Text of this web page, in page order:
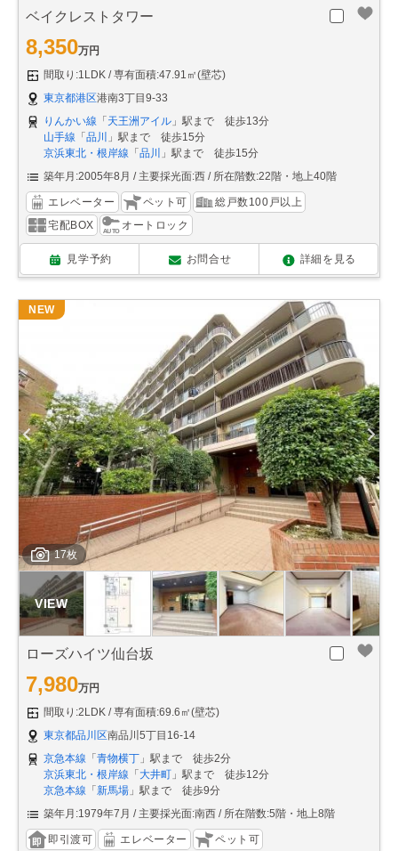
ベイクレストタワー
8,350万円
間取り:1LDK
専有面積:47.91㎡(壁芯)
東京都港区港南3丁目9-33
りんかい線 「天王洲アイル 」駅まで 徒歩13分
山手線 「品川
」駅まで 徒歩15分
京浜東北・根岸線 「品川
」駅まで 徒歩15分
築年月:2005年8月
主要採光面:西 所在階数:22階・地上40階
エレベーター ペット可
総戸数100戸以上
宅配BOX
オートロック
見学予約 お問合せ 詳細を見る
17枚
NEW
ローズハイツ仙台坂
7,980万円
間取り:2LDK
専有面積:69.6㎡(壁芯)
東京都品川区南品川5丁目16-14
京急本線 「 青物横丁 」駅まで 徒歩2分
京浜東北・根岸線 「 大井町 」駅まで 徒歩12分
京急本線 「 新馬場 」駅まで 徒歩9分
築年月:1979年7月
主要採光面:南西 所在階数:5階・地上8階
即引渡可 エレベーター ペット可